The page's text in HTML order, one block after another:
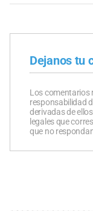
Dejanos tu
Los comentarios
responsabilidad
derivadas de
legales que
que no